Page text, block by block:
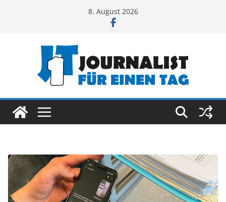
8. August 2026